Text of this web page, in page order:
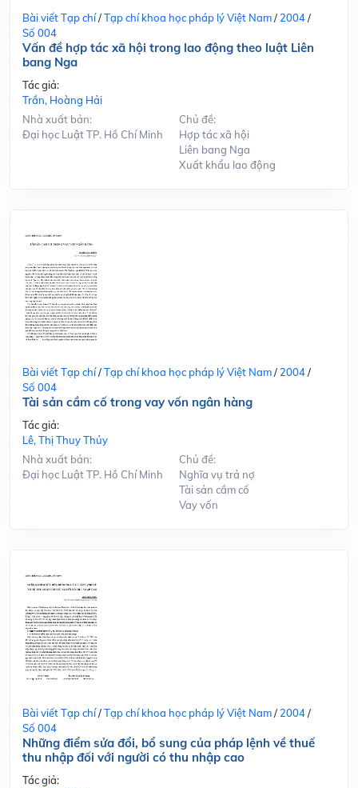
Bài viết Tạp chí/Tạp chí khoa học pháp lý Việt Nam/ 2004/
Số 004
Vấn đề hợp tác xã hội trong lao động theo luật Liên
bang Nga
Tác giả:
Trần, Hoàng Hải
Nhà xuất bản:
Đại học Luật TP. Hồ Chí Minh
Chủ đề:
Hợp tác xã hội
Liên bang Nga
Xuất khẩu lao động
Bài viết Tạp chí/Tạp chí khoa học pháp lý Việt Nam/ 2004/
Số 004
Tài sản cầm cố trong vay vốn ngân hàng
Tác giả:
Lê, Thị Thuy Thủy
Nhà xuất bản:
Đại học Luật TP. Hồ Chí Minh
Chủ đề:
Nghĩa vụ trả nợ
Tài sản cầm cố
Vay vốn
Bài viết Tạp chí/Tạp chí khoa học pháp lý Việt Nam/ 2004/
Số 004
Những điểm sửa đổi, bổ sung của pháp lệnh về thuế
thu nhập đối với người có thu nhập cao
Tác giả: